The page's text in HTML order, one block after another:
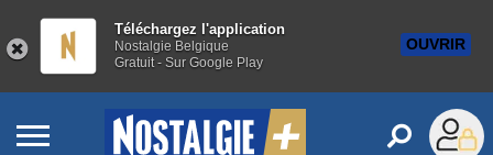
Téléchargez l'application
Nostalgie Belgique
Gratuit - Sur Google Play
OUVRIR